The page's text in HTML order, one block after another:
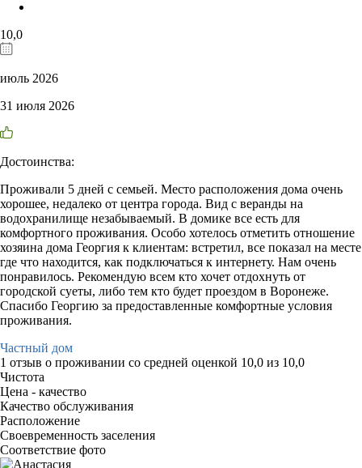
10,0
июль 2026
31 июля 2026
Достоинства:
Проживали 5 дней с семьей. Место расположения дома очень
хорошее, недалеко от центра города. Вид с веранды на
водохранилище незабываемый. В домике все есть для
комфортного проживания. Особо хотелось отметить отношение
хозяина дома Георгия к клиентам: встретил, все показал на месте
где что находится, как подключаться к интернету. Нам очень
понравилось. Рекомендую всем кто хочет отдохнуть от
городской суеты, либо тем кто будет проездом в Воронеже.
Спасибо Георгию за предоставленные комфортные условия
проживания.
Частный дом
1 отзыв о проживании со средней оценкой 10,0 из 10,0
Чистота
Цена - качество
Качество обслуживания
Расположение
Своевременность заселения
Соответствие фото